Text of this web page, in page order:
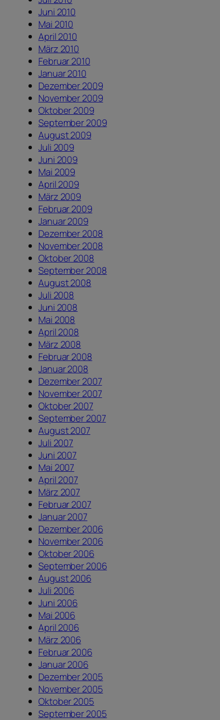
Juni 2010
Mai 2010
April 2010
März 2010
Februar 2010
Januar 2010
Dezember 2009
November 2009
Oktober 2009
September 2009
August 2009
Juli 2009
Juni 2009
Mai 2009
April 2009
März 2009
Februar 2009
Januar 2009
Dezember 2008
November 2008
Oktober 2008
September 2008
August 2008
Juli 2008
Juni 2008
Mai 2008
April 2008
März 2008
Februar 2008
Januar 2008
Dezember 2007
November 2007
Oktober 2007
September 2007
August 2007
Juli 2007
Juni 2007
Mai 2007
April 2007
März 2007
Februar 2007
Januar 2007
Dezember 2006
November 2006
Oktober 2006
September 2006
August 2006
Juli 2006
Juni 2006
Mai 2006
April 2006
März 2006
Februar 2006
Januar 2006
Dezember 2005
November 2005
Oktober 2005
September 2005